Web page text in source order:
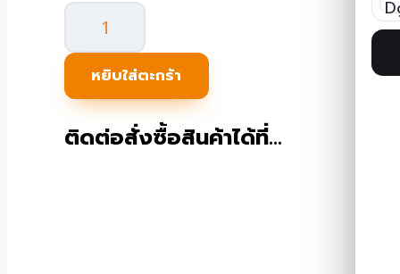
จำนวน
Digital
Signage
42"
แบบ
ตั้ง
หยิบใส่ตะกร้า
ติดต่อสั่งซื้อสินค้าได้ที่…